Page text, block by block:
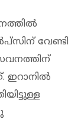
വേണ്ടി
ഇറാനില്‍